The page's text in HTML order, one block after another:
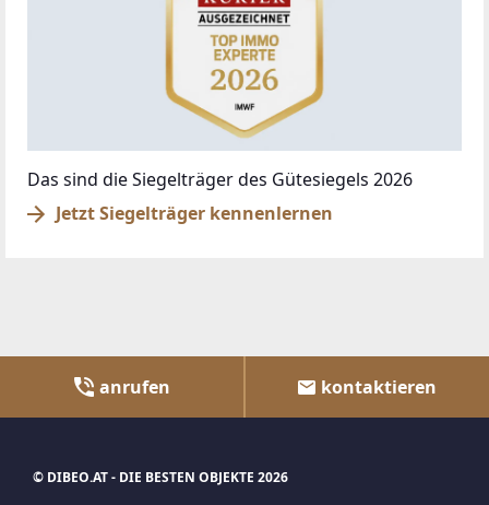
Das sind die Siegelträger des Gütesiegels 2026
Jetzt Siegelträger kennenlernen
anrufen kontaktieren
© DIBEO.AT - DIE BESTEN OBJEKTE 2026